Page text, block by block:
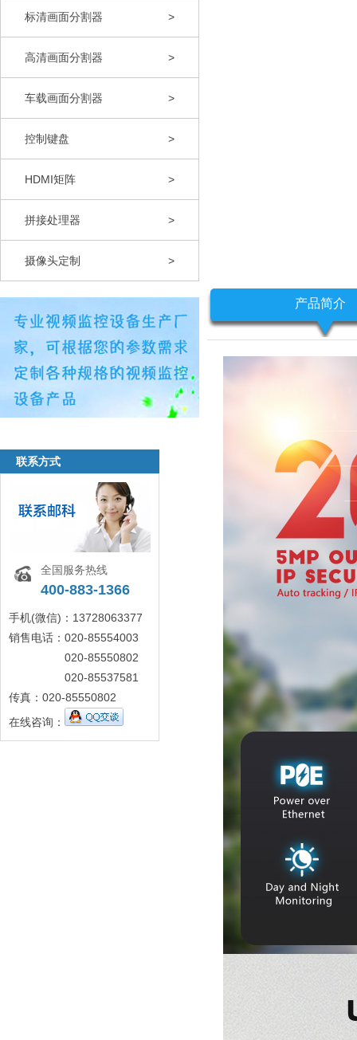
标清画面分割器 >
高清画面分割器 >
车载画面分割器 >
控制键盘 >
HDMI矩阵 >
拼接处理器 >
摄像头定制 >
联系方式
全国服务热线
400-883-1366
手机(微信)：13728063377
销售电话：020-85554003
020-85550802
020-85537581
传真：020-85550802
在线咨询：
产品简介